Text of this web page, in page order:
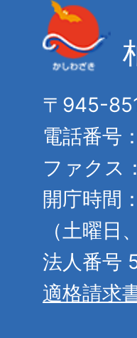
〒945-
電話番号
ファクス
開庁時間
（土曜
法人番号
適格請求